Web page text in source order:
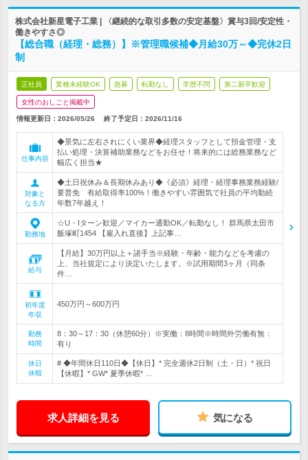
株式会社新星電子工業 | 〈継続的な取引多数の安定基盤〉賞与3回/安定性・
働きやすさ◎
【総合職（経理・総務）】※管理職候補◆月給30万～◆完休2日
制
正社員 業種未経験OK 急募 転勤なし 学歴不問 第二新卒歓迎
女性のおしごと掲載中
情報更新日：2026/05/26 終了予定日： 2026/11/16
仕事内容
◆景気に左右されにくい業界◆経理スタッフとして預金管理・支
払い処理・決算補助業務などをお任せ！将来的には総務業務など
幅広く担当★
対象と
なる方
◆土日祝休み＆長期休みあり◆《必須》経理・経理事務業務経験/
要普免 有給取得率100%！働きやすい雰囲気で社員の平均勤続
年数7年越え！
勤務地
☆U・Iターン歓迎／マイカー通勤OK／転勤なし！ 群馬県太田市
飯塚町1454 【雇入れ直後】上記事…
給与
【月給】30万円以上＋諸手当※経験・年齢・能力などを考慮の
上、当社規定により決定いたします。※試用期間3ヶ月（同条
件…
初年度
年収
450万円～600万円
勤務
時間
8：30～17：30（休憩60分）※実働：8時間※時間外労働有無：
有り
休日
休暇
# ◆年間休日110日◆【休日】* 完全週休2日制（土・日）* 祝日
【休暇】* GW* 夏季休暇* …
求人詳細を見る 気になる